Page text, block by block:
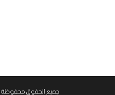
جميع الحقوق محفوظة 2026 حبر أبيض